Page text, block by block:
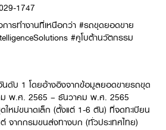
1747
ารทำงานที่เหนือกว่า #รถขุดยอดขาย
#คูโบต้านวัตกรรม
ดับ 1 โดยอ้างอิงจากข้อมูลยอดขายรถขุด
ม พ.ศ. 2565 – ธันวาคม พ.ศ. 2565
หม่ขนาดเล็ก (ตั้งแต่ 1-6 ตัน) ที่จดทะเบียน
จากกรมขนส่งทางบก (ทั่วประเทศไทย)